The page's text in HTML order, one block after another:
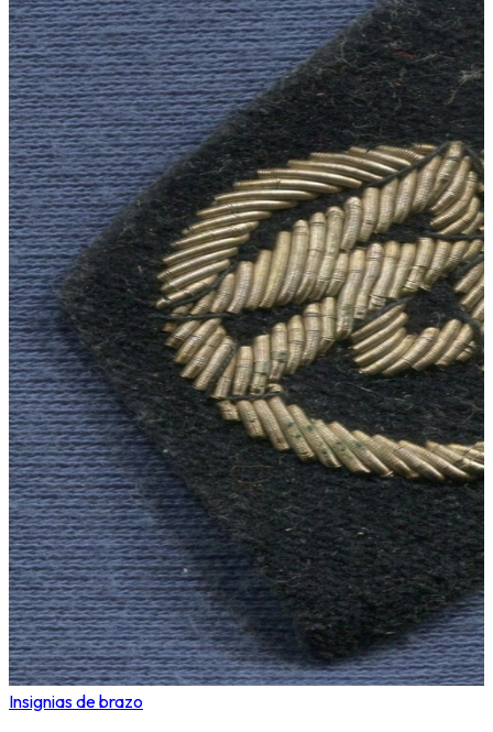
Insignias de brazo